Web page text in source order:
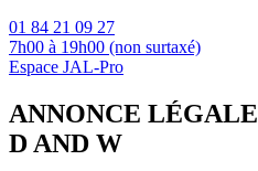
01 84 21 09 27
7h00 à 19h00 (non surtaxé)
Espace JAL-Pro
ANNONCE LÉGALE
D AND W